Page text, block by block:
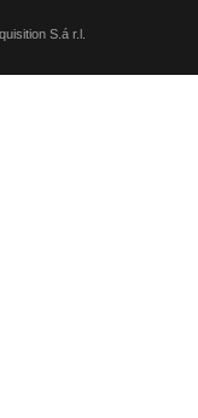
S.á r.l.